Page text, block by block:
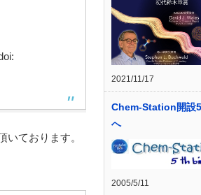
ております。
2021/11/17
Chem-Station開設
へ
2005/5/11